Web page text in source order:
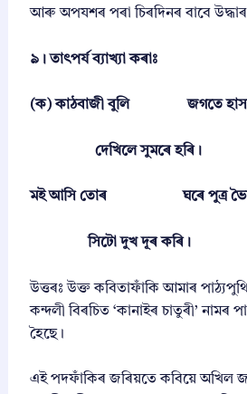
আৰু অপযশৰ পৰা চিৰদিনৰ বাবে
৯। তাৎপর্য ব্যাখ্যা কৰাঃ
(ক) কাঠবাজী বুলি জগতে
দেখিলে সুমৰে হৰি।
মই আসি তোৰ ঘৰে পুত্র
সিটো দুখ দূৰ কৰি।
উত্তৰঃ উক্ত কবিতাফাঁকি আমাৰ
কন্দলী বিৰচিত ‘কানাইৰ চাতুৰী’ নামৰ
হৈছে।
এই পদফাঁকিৰ জৰিয়তে কবিয়ে অখিল